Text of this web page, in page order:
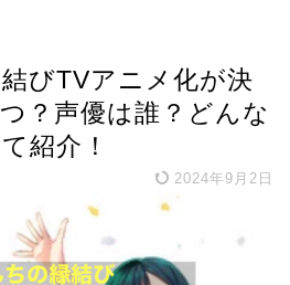
びTVアニメ化が決
？声優は誰？どんな
紹介！
2024年9月2日